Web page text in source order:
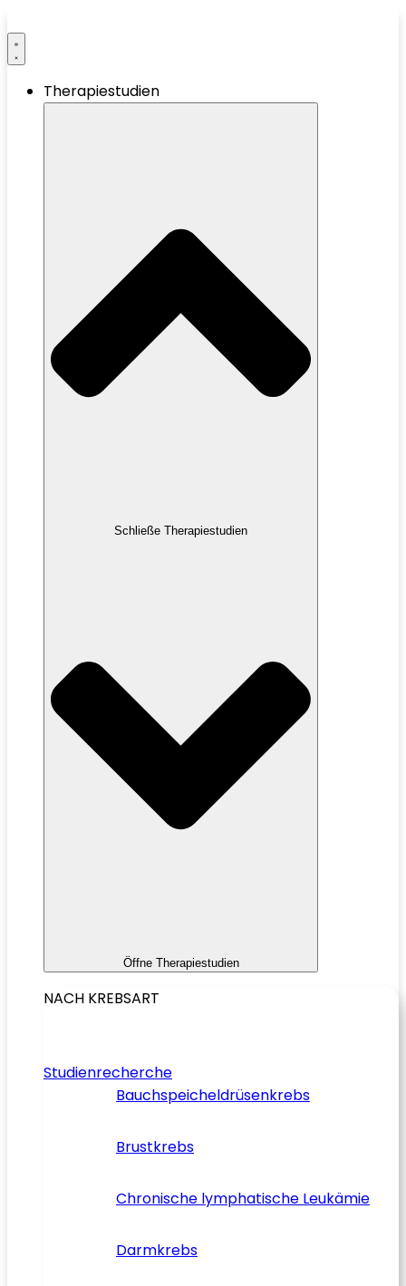
Therapiestudien
Schließe Therapiestudien
Öffne Therapiestudien
NACH KREBSART
Studienrecherche
Bauchspeicheldrüsenkrebs
Brustkrebs
Chronische lymphatische Leukämie
Darmkrebs